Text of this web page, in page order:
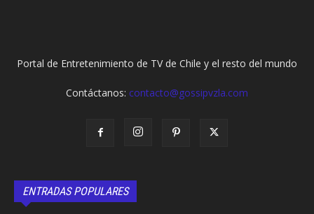
Portal de Entretenimiento de TV de Chile y el resto del mundo
Contáctanos: contacto@gossipvzla.com
ENTRADAS POPULARES